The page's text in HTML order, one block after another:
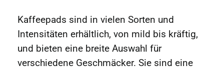
Kaffeepads sind in vielen Sorten und
Intensitäten erhältlich, von mild bis kräftig,
und bieten eine breite Auswahl für
verschiedene Geschmäcker. Sie sind eine